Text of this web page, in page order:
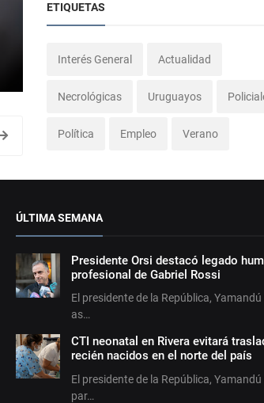
ETIQUETAS
Interés General Actualidad
Necrológicas Uruguayos
Política Empleo Verano
ÚLTIMA SEMANA
Presidente Orsi destacó legado
profesional de Gabriel Rossi
El presidente de la República, Yamandú
as…
CTI neonatal en Rivera evitará
recién nacidos en el norte del país
El presidente de la República, Yamandú
par…